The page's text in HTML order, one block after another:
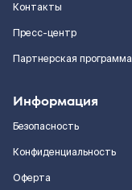
Контакты
Пресс-центр
Партнерская программа
Информация
Безопасность
Конфиденциальность
Оферта